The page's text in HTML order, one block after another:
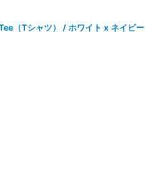
（Tシャツ） / ホワイト x ネイビー